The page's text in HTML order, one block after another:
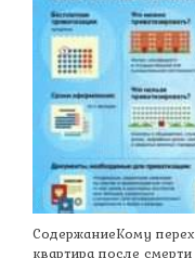
СодержаниеКому
квартира после